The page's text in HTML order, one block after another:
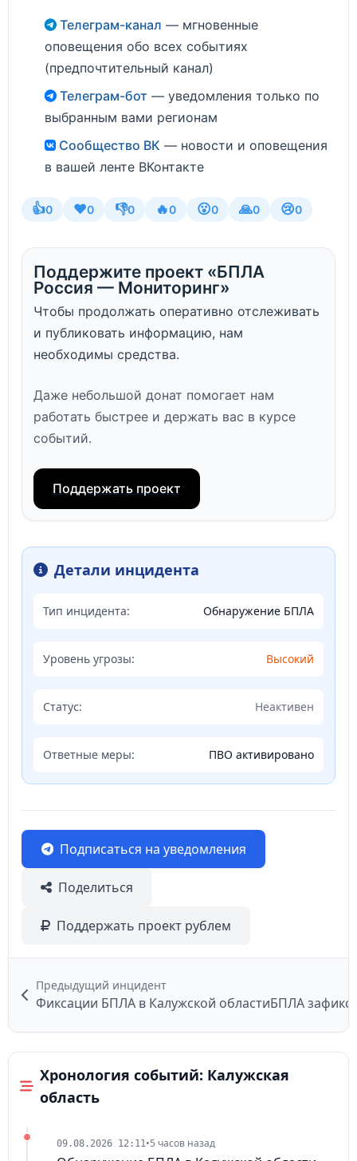
Телеграм-канал — мгновенные
оповещения обо всех событиях
(предпочтительный канал)
Телеграм-бот — уведомления только по
выбранным вами регионам
Сообщество ВК — новости и оповещения
в вашей ленте ВКонтакте
👍0 ❤️0 👎0 🔥0 😮0 🙏0 😢0
Поддержите проект «БПЛА
Россия — Мониторинг»
Чтобы продолжать оперативно отслеживать
и публиковать информацию, нам
необходимы средства.
Даже небольшой донат помогает нам
работать быстрее и держать вас в курсе
событий.
Поддержать проект
Детали инцидента
Тип инцидента: Обнаружение БПЛА
Уровень угрозы: Высокий
Статус: Неактивен
Ответные меры: ПВО активировано
Подписаться на уведомления
Поделиться
Поддержать проект рублем
Предыдущий инцидент
Фиксации БПЛА в Калужской области
Хронология событий: Калужская
область
09.08.2026 12:11•5 часов назад